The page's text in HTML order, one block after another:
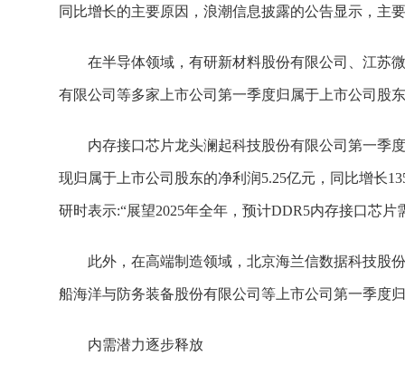
同比增长的主要原因，浪潮信息披露的公告显示，主
在半导体领域，有研新材料股份有限公司、江苏
有限公司等多家上市公司第一季度归属于上市公司股
内存接口芯片龙头澜起科技股份有限公司第一季
现归属于上市公司股东的净利润5.25亿元，同比增长
研时表示:“展望2025年全年，预计DDR5内存接口芯片
此外，在高端制造领域，北京海兰信数据科技股
船海洋与防务装备股份有限公司等上市公司第一季度
内需潜力逐步释放